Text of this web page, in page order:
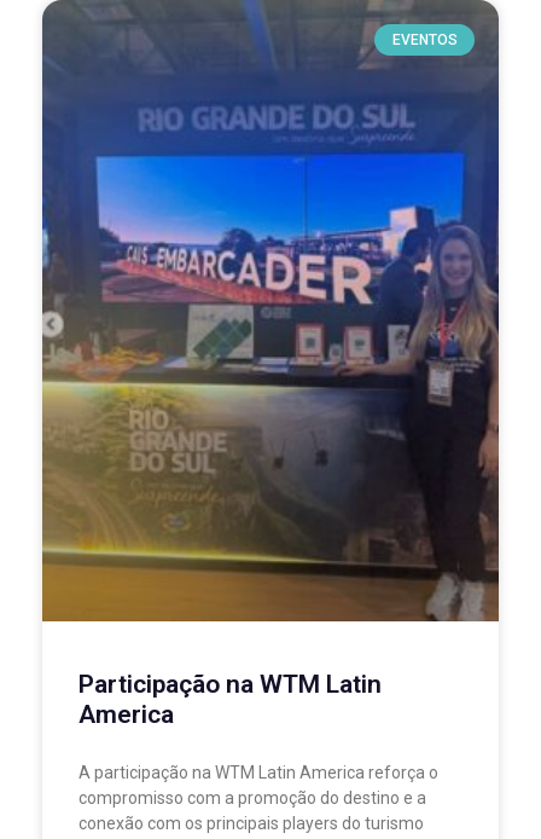
EVENTOS
Participação na WTM Latin
America
A participação na WTM Latin America reforça o
compromisso com a promoção do destino e a
conexão com os principais players do turismo